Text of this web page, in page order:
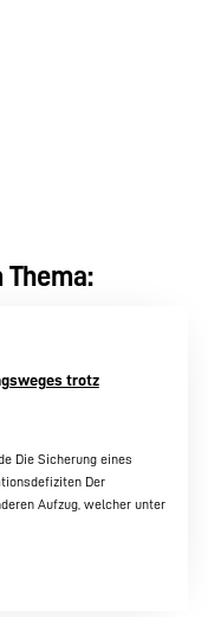
trotz
Die Sicherung eines
Der
Aufzug, welcher unter